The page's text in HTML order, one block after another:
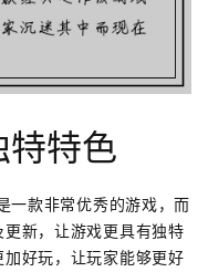
特特色
一款非常优秀的游戏，而
新，让游戏更具有独特
好玩，让玩家能够更好